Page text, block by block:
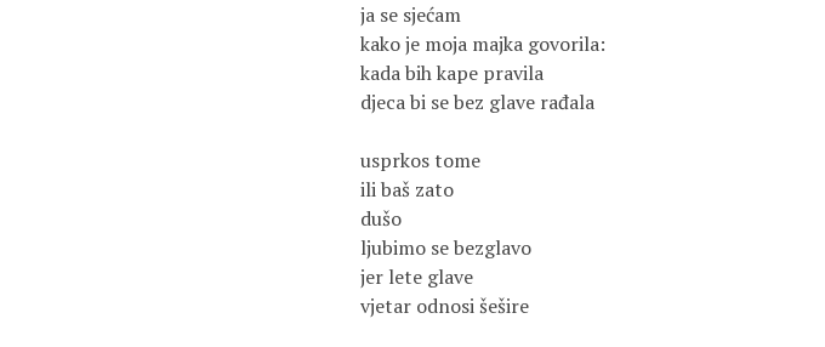
ja se sjećam
kako je moja majka govorila:
kada bih kape pravila
djeca bi se bez glave rađala
usprkos tome
ili baš zato
dušo
ljubimo se bezglavo
jer lete glave
vjetar odnosi šešire